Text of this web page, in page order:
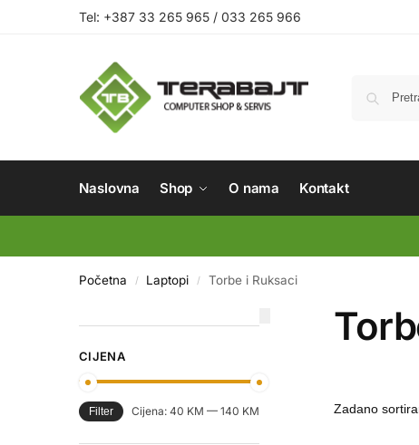
Tel: +387 33 265 965 / 033 265 966
Naslovna Shop O nama Kontakt
Početna / Laptopi / Torbe i Ruksaci
CIJENA
Filter Cijena: 40 KM — 140 KM